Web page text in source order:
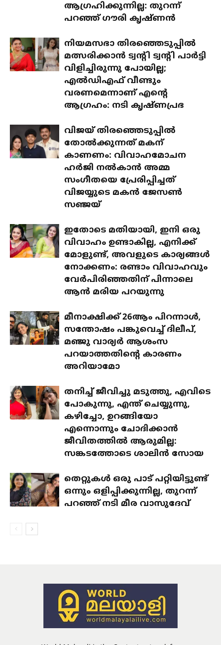
ആഗ്രഹിക്കുന്നില്ല: തുറന്ന്
പറഞ്ഞ് ഗൗരി കൃഷ്ണൻ
നിയമസഭാ തിരഞ്ഞെടുപ്പിൽ
മത്സരിക്കാൻ ട്വന്റി ട്വന്റി പാർട്ടി
വിളിച്ചിരുന്നു പോയില്ല;
എൽഡിഎഫ് വീണ്ടും
വരണമെന്നാണ് എന്റെ
ആഗ്രഹം: നടി കൃഷ്ണപ്രഭ
വിജയ് തിരഞ്ഞെടുപ്പിൽ
തോൽക്കുന്നത് മകന്
കാണണം: വിവാഹമോചന
ഹർജി നൽകാൻ അമ്മ
സംഗീതയെ പ്രേരിപ്പിച്ചത്
വിജയ്യുടെ മകൻ ജേസൺ
സഞ്ജയ്
ഇതോടെ മതിയായി, ഇനി ഒരു
വിവാഹം ഉണ്ടാകില്ല, എനിക്ക്
മോളുണ്ട്, അവളുടെ കാര്യങ്ങൾ
നോക്കണം: രണ്ടാം വിവാഹവും
വേർപിരിഞ്ഞതിന് പിന്നാലെ
ആൻ മരിയ പറയുന്നു
മീനാക്ഷിക്ക് 26ആം പിറന്നാൾ,
സന്തോഷം പങ്കുവെച്ച് ദിലീപ്,
മഞ്ജു വാര്യർ ആശംസ
പറയാത്തതിന്റെ കാരണം
അറിയാമോ
തനിച്ച് ജീവിച്ചു മടുത്തു, എവിടെ
പോകുന്നു, എന്ത് ചെയ്യുന്നു,
കഴിച്ചോ, ഉറങ്ങിയോ
എന്നൊന്നും ചോദിക്കാൻ
ജീവിതത്തിൽ ആരുമില്ല:
സങ്കടത്തോടെ ശാലിൻ സോയ
തെറ്റുകൾ ഒരു പാട് പറ്റിയിട്ടുണ്ട്
ഒന്നും ഒളിപ്പിക്കുന്നില്ല, തുറന്ന്
പറഞ്ഞ് നടി മീര വാസുദേവ്